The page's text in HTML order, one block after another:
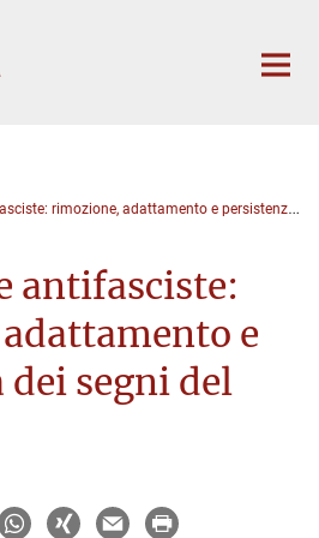
rimozione, adattamento e persistenza dei segni del regime
antifasciste:
e
segni del